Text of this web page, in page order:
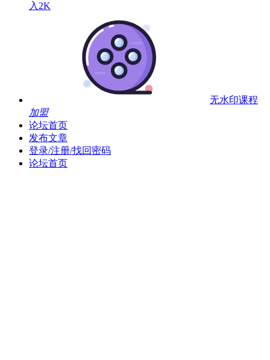
入2K
无水印课程
加盟
论坛首页
发布文章
登录/注册/找回密码
论坛首页